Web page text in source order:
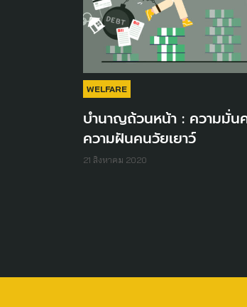
WELFARE
บำนาญถ้วนหน้า : ความมั่
ความฝันคนวัยเยาว์
21 สิงหาคม 2020